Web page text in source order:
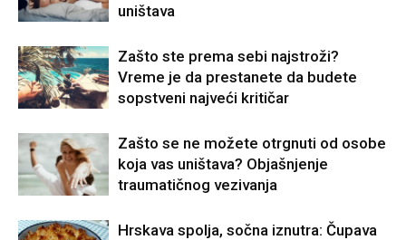
uništava
Zašto ste prema sebi najstroži?
Vreme je da prestanete da budete
sopstveni najveći kritičar
Zašto se ne možete otrgnuti od osobe
koja vas uništava? Objašnjenje
traumatičnog vezivanja
Hrskava spolja, sočna iznutra: Čupava